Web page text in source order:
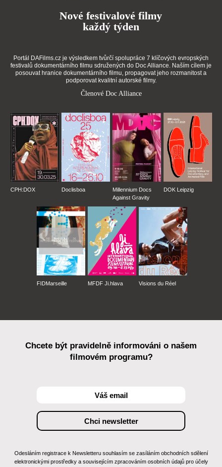
Nové festivalové filmy
každý týden
Portál DAFilms.cz je výsledkem tvůrčí spolupráce 7 klíčových evropských
festivalů dokumentárního filmu sdružených do Doc Alliance. Naším cílem je
posouvat hranice dokumentárního filmu, propagovat jeho rozmanitost a
podporovat kvalitní autorské filmy.
Členové Doc Alliance
CPH:DOX Doclisboa
Millennium Docs
Against Gravity
DOK Leipzig
FIDMarseille MFDF Ji.hlava Visions du Réel
Chcete být pravidelně informováni o našem
filmovém programu?
Odesláním registrace k Newsletteru souhlasím se zasíláním obchodních sdělení
elektronickými prostředky a souvisejícím zpracováním osobních údajů pro účely